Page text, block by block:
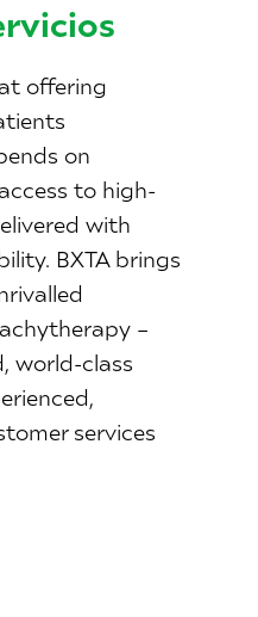
offering
on
to high-
with
BXTA brings
–
world-class
services